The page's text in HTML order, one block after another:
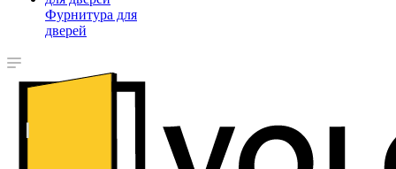
Фурнитура для
дверей